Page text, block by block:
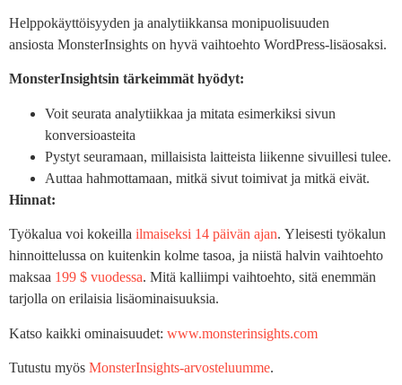
Helppokäyttöisyyden ja analytiikkansa monipuolisuuden
ansiosta MonsterInsights on hyvä vaihtoehto WordPress-lisäosaksi.
MonsterInsightsin tärkeimmät hyödyt:
Voit seurata analytiikkaa ja mitata esimerkiksi sivun
konversioasteita
Pystyt seuramaan, millaisista laitteista liikenne sivuillesi tulee.
Auttaa hahmottamaan, mitkä sivut toimivat ja mitkä eivät.
Hinnat:
Työkalua voi kokeilla ilmaiseksi 14 päivän ajan. Yleisesti työkalun
hinnoittelussa on kuitenkin kolme tasoa, ja niistä halvin vaihtoehto
maksaa 199 $ vuodessa. Mitä kalliimpi vaihtoehto, sitä enemmän
tarjolla on erilaisia lisäominaisuuksia.
Katso kaikki ominaisuudet: www.monsterinsights.com
Tutustu myös MonsterInsights-arvosteluumme.